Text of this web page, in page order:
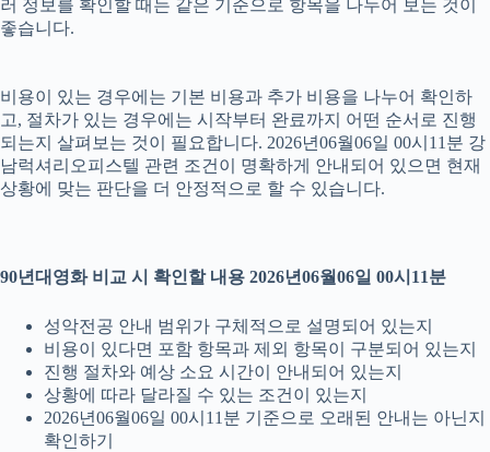
러 정보를 확인할 때는 같은 기준으로 항목을 나누어 보는 것이
좋습니다.
비용이 있는 경우에는 기본 비용과 추가 비용을 나누어 확인하
고, 절차가 있는 경우에는 시작부터 완료까지 어떤 순서로 진행
되는지 살펴보는 것이 필요합니다. 2026년06월06일 00시11분 강
남럭셔리오피스텔 관련 조건이 명확하게 안내되어 있으면 현재
상황에 맞는 판단을 더 안정적으로 할 수 있습니다.
90년대영화 비교 시 확인할 내용 2026년06월06일 00시11분
성악전공 안내 범위가 구체적으로 설명되어 있는지
비용이 있다면 포함 항목과 제외 항목이 구분되어 있는지
진행 절차와 예상 소요 시간이 안내되어 있는지
상황에 따라 달라질 수 있는 조건이 있는지
2026년06월06일 00시11분 기준으로 오래된 안내는 아닌지
확인하기